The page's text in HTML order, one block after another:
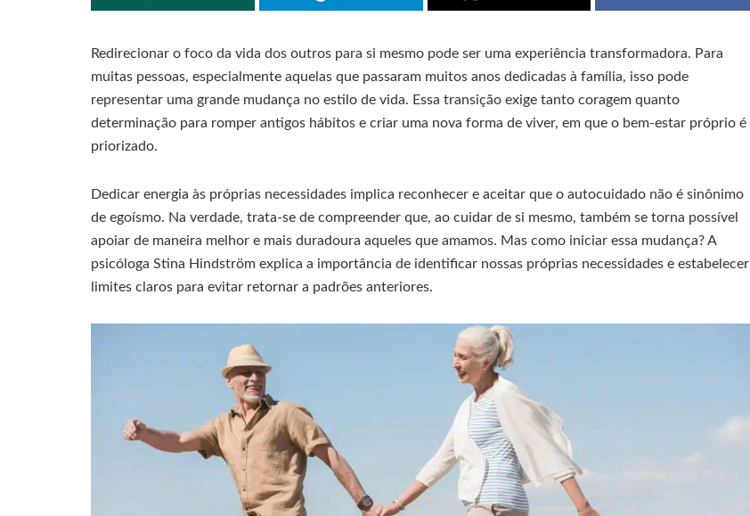
Redirecionar o foco da vida dos outros para si mesmo pode ser uma experiência transformadora. Para
muitas pessoas, especialmente aquelas que passaram muitos anos dedicadas à família, isso pode
representar uma grande mudança no estilo de vida. Essa transição exige tanto coragem quanto
determinação para romper antigos hábitos e criar uma nova forma de viver, em que o bem-estar próprio é
priorizado.
Dedicar energia às próprias necessidades implica reconhecer e aceitar que o autocuidado não é sinônimo
de egoísmo. Na verdade, trata-se de compreender que, ao cuidar de si mesmo, também se torna possível
apoiar de maneira melhor e mais duradoura aqueles que amamos. Mas como iniciar essa mudança? A
psicóloga Stina Hindström explica a importância de identificar nossas próprias necessidades e estabelecer
limites claros para evitar retornar a padrões anteriores.